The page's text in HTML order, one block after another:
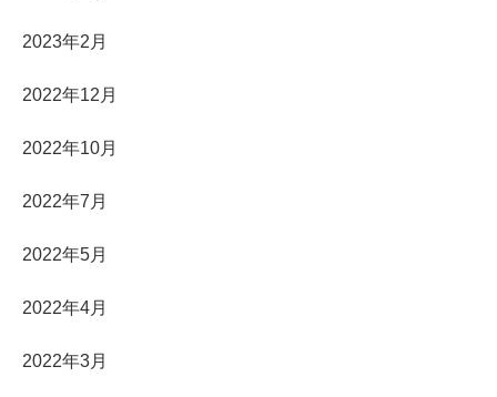
2023年2月
2022年12月
2022年10月
2022年7月
2022年5月
2022年4月
2022年3月